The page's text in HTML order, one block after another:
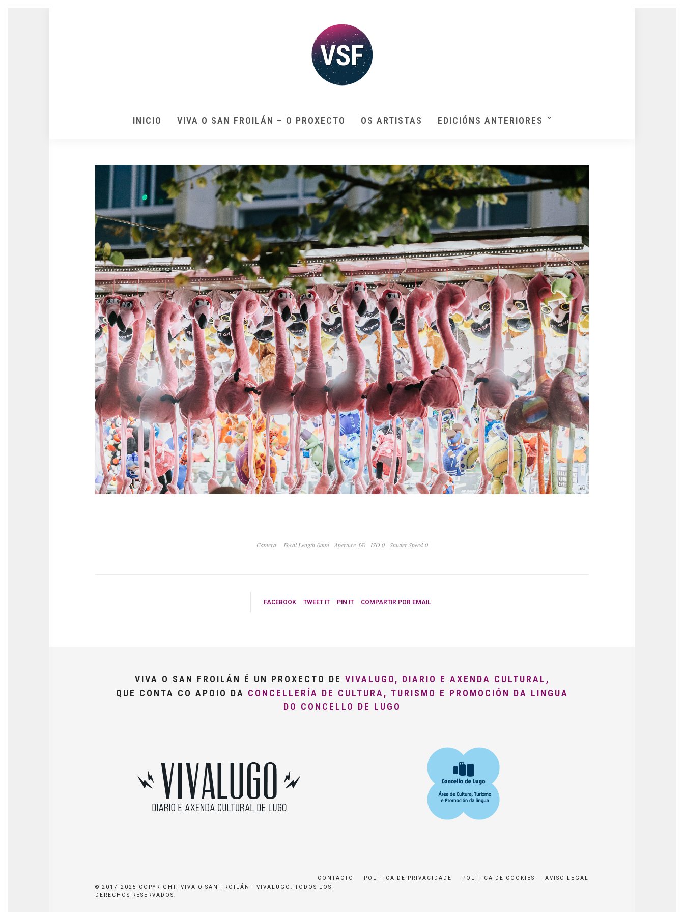
INICIO VIVA O SAN FROILÁN – O PROXECTO OS ARTISTAS EDICIÓNS ANTERIORES
Camera Focal Length 0mm Aperture ƒ/0 ISO 0 Shutter Speed 0
FACEBOOK TWEET IT PIN IT COMPARTIR POR EMAIL
VIVA O SAN FROILÁN É UN PROXECTO DE VIVALUGO, DIARIO E AXENDA CULTURAL,
QUE CONTA CO APOIO DA CONCELLERÍA DE CULTURA, TURISMO E PROMOCIÓN DA LINGUA
DO CONCELLO DE LUGO
CONTACTO POLÍTICA DE PRIVACIDADE POLÍTICA DE COOKIES
AVISO LEGAL
© 2017-2025 COPYRIGHT. VIVA O SAN FROILÁN - VIVALUGO. TODOS LOS
DERECHOS RESERVADOS.